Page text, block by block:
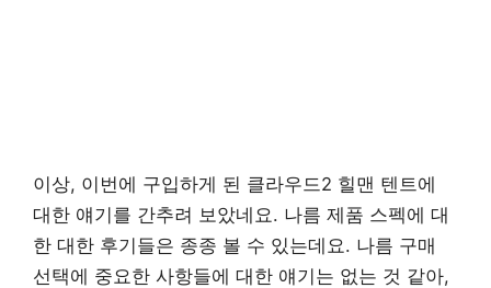
이상, 이번에 구입하게 된 클라우드2 힐맨 텐트에
대한 얘기를 간추려 보았네요. 나름 제품 스펙에 대
한 대한 후기들은 종종 볼 수 있는데요. 나름 구매
선택에 중요한 사항들에 대한 얘기는 없는 것 같아,